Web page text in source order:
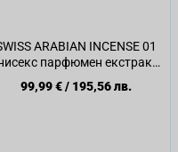
ARABIAN INCENSE 01
парфюмен екстракт,
50 мл
99,99 €/ 195,56 лв.